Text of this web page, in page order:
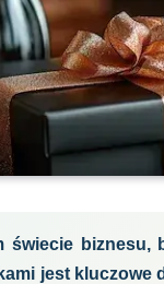
świecie
jest kluczowe